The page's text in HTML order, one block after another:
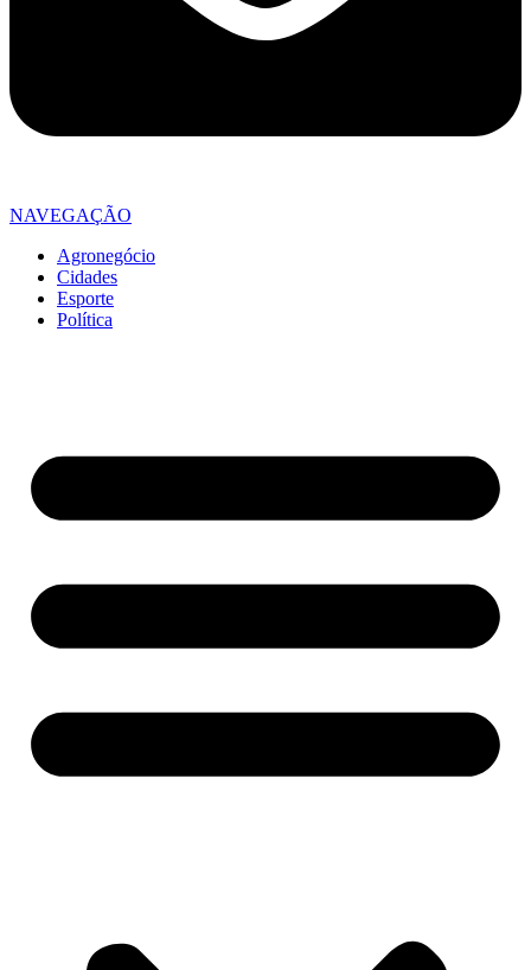
NAVEGAÇÃO
Agronegócio
Cidades
Esporte
Política